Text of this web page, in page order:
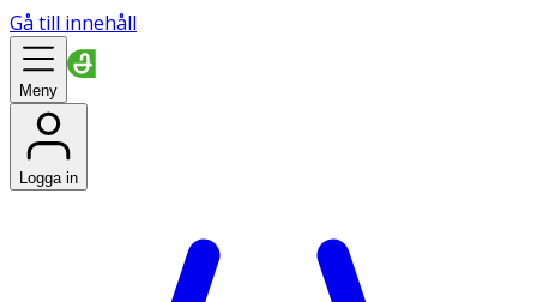
Gå till innehåll
Meny
Logga in